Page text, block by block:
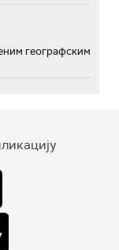
географским